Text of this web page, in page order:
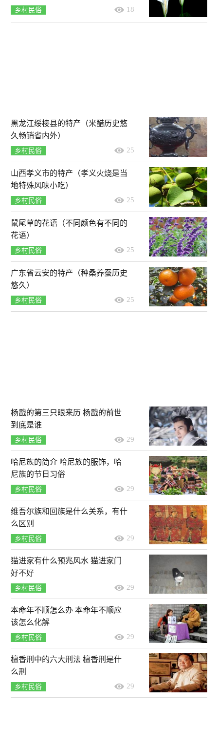
乡村民俗 18
黑龙江绥棱县的特产（米醋历史悠
久畅销省内外）
乡村民俗 25
山西孝义市的特产（孝义火烧是当
地特殊风味小吃）
乡村民俗 25
鼠尾草的花语（不同颜色有不同的
花语）
乡村民俗 25
广东省云安的特产（种桑养蚕历史
悠久）
乡村民俗 25
杨戬的第三只眼来历 杨戬的前世
到底是谁
乡村民俗 29
哈尼族的简介 哈尼族的服饰，哈
尼族的节日习俗
乡村民俗 29
维吾尔族和回族是什么关系，有什
么区别
乡村民俗 29
猫进家有什么预兆风水 猫进家门
好不好
乡村民俗 29
本命年不顺怎么办 本命年不顺应
该怎么化解
乡村民俗 29
檀香刑中的六大刑法 檀香刑是什
么刑
乡村民俗 29